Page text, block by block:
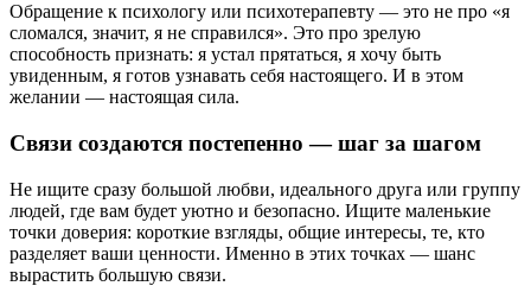
Обращение к психологу или психотерапевту — это не про «я
сломался, значит, я не справился». Это про зрелую
способность признать: я устал прятаться, я хочу быть
увиденным, я готов узнавать себя настоящего. И в этом
желании — настоящая сила.
Связи создаются постепенно — шаг за шагом
Не ищите сразу большой любви, идеального друга или группу
людей, где вам будет уютно и безопасно. Ищите маленькие
точки доверия: короткие взгляды, общие интересы, те, кто
разделяет ваши ценности. Именно в этих точках — шанс
вырастить большую связи.